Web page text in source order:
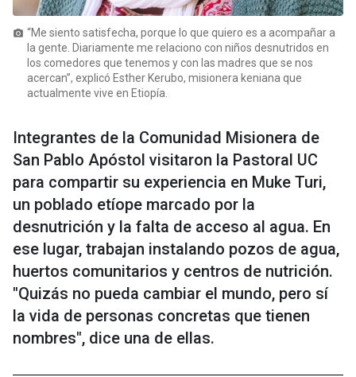
photo_camera “Me siento satisfecha, porque lo que quiero es a acompañar a
la gente. Diariamente me relaciono con niños desnutridos en
los comedores que tenemos y con las madres que se nos
acercan”, explicó Esther Kerubo, misionera keniana que
actualmente vive en Etiopía.
Integrantes de la Comunidad Misionera de
San Pablo Apóstol visitaron la Pastoral UC
para compartir su experiencia en Muke Turi,
un poblado etíope marcado por la
desnutrición y la falta de acceso al agua. En
ese lugar, trabajan instalando pozos de agua,
huertos comunitarios y centros de nutrición.
"Quizás no pueda cambiar el mundo, pero sí
la vida de personas concretas que tienen
nombres", dice una de ellas.